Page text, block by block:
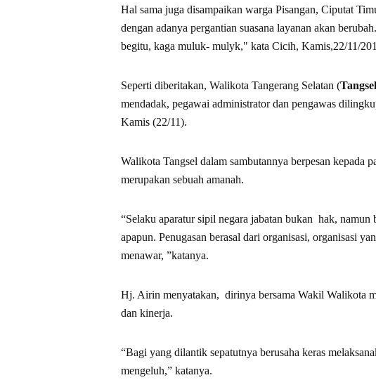
Hal sama juga disampaikan warga Pisangan, Ciputat
dengan adanya pergantian suasana layanan akan
begitu, kaga muluk- mulyk," kata Cicih, Kamis,22/11/
Seperti diberitakan, Walikota Tangerang Selatan (Tangsel
mendadak, pegawai administrator dan pengawas
Kamis (22/11).
Walikota Tangsel dalam sambutannya berpesan kepada
merupakan sebuah amanah.
“Selaku aparatur sipil negara jabatan bukan hak,
apapun. Penugasan berasal dari organisasi, organisasi
menawar, ”katanya.
Hj. Airin menyatakan, dirinya bersama Wakil Walikota
dan kinerja.
“Bagi yang dilantik sepatutnya berusaha keras
mengeluh,” katanya.